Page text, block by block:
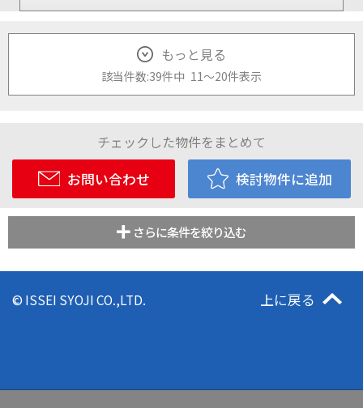
もっと見る
該当件数:39件中 11 ～20件表示
チェックした物件をまとめて
お問い合わせ
検討物件に追加
さらに条件を絞り込む
© ISSEI SYOJI CO.,LTD. 上に戻る